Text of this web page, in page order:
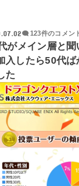
123件のコメン
がメイン層と聞
入したら50代ば
た